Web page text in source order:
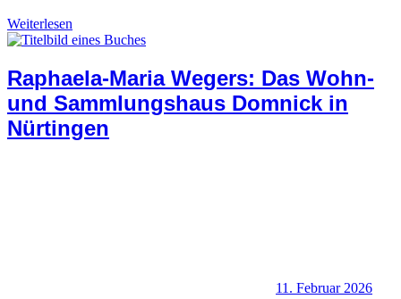
Buchbesprechungen,Architektur, Denkmalschutz und Archäologie
Kirche und Religion, Kulturgeschichte und Museen,Landeskunde,
Geschichte und Lokales
Weiterlesen
Raphaela-Maria Wegers: Das Wohn-
und Sammlungshaus Domnick in
Nürtingen
11. Februar 2026